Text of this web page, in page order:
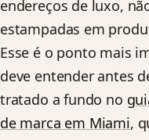
endereços de luxo,
estampadas em
Esse é o ponto mais
deve entender antes
tratado a fundo no
de marca em Miami,